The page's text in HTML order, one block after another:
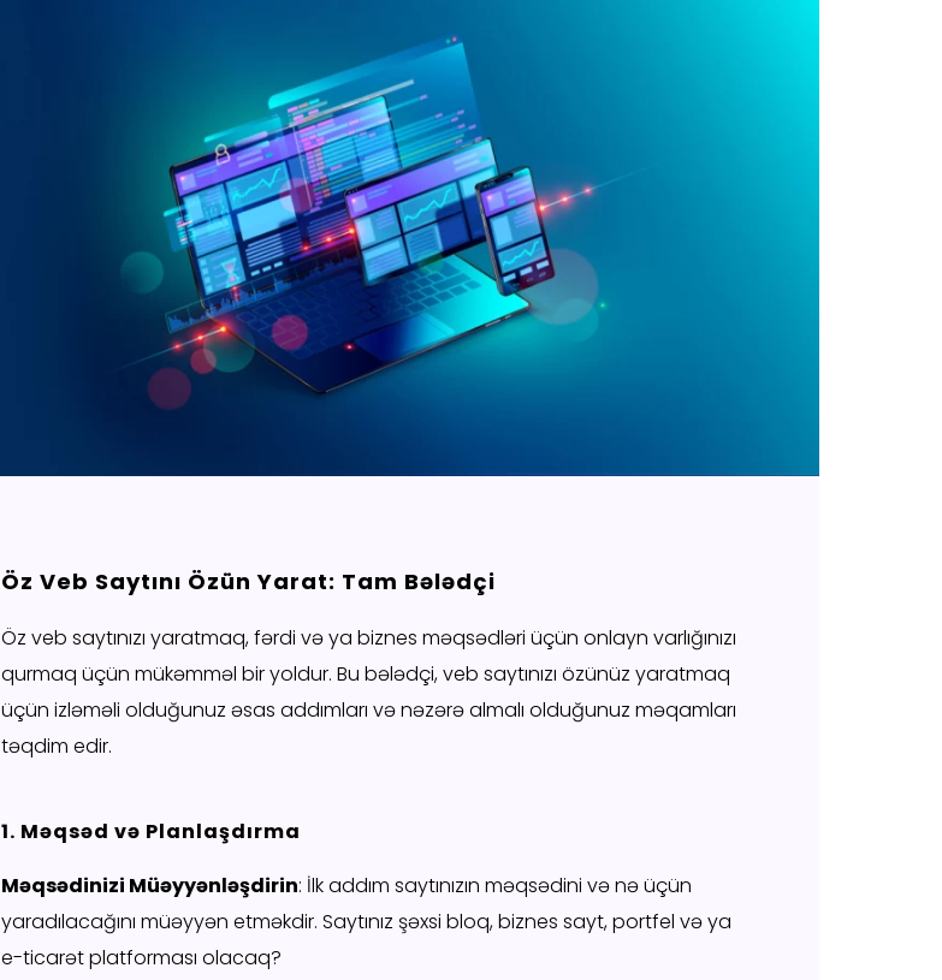
Öz Veb Saytını Özün Yarat: Tam Bələdçi
Öz veb saytınızı yaratmaq, fərdi və ya biznes məqsədləri üçün onlayn varlığınızı
qurmaq üçün mükəmməl bir yoldur. Bu bələdçi, veb saytınızı özünüz yaratmaq
üçün izləməli olduğunuz əsas addımları və nəzərə almalı olduğunuz məqamları
təqdim edir.
1. Məqsəd və Planlaşdırma
Məqsədinizi Müəyyənləşdirin: İlk addım saytınızın məqsədini və nə üçün
yaradılacağını müəyyən etməkdir. Saytınız şəxsi bloq, biznes sayt, portfel və ya
e-ticarət platforması olacaq?